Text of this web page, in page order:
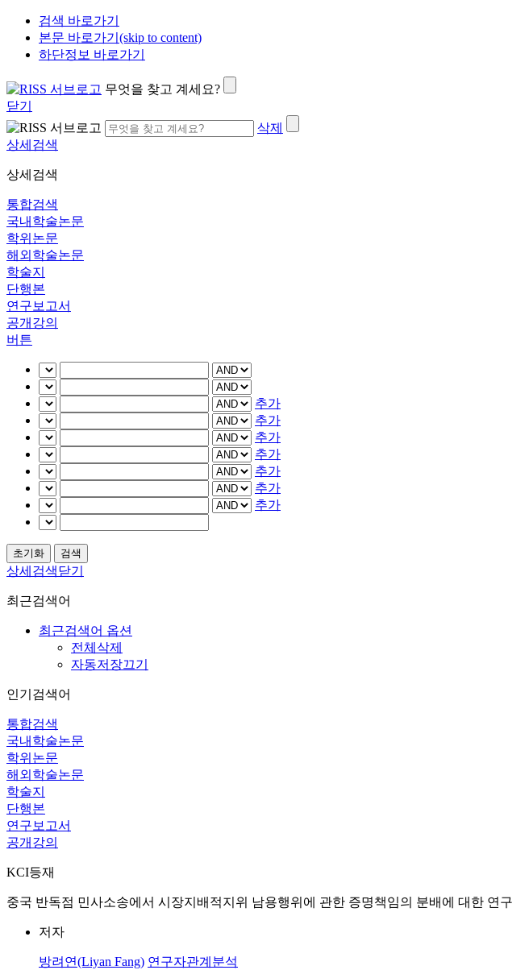
검색 바로가기
본문 바로가기(skip to content)
하단정보 바로가기
무엇을 찾고 계세요?
닫기
삭제
상세검색
상세검색
통합검색
국내학술논문
학위논문
해외학술논문
학술지
단행본
연구보고서
공개강의
버튼
추가
추가
추가
추가
추가
추가
추가
상세검색닫기
최근검색어
최근검색어 옵션
전체삭제
자동저장끄기
인기검색어
통합검색
국내학술논문
학위논문
해외학술논문
학술지
단행본
연구보고서
공개강의
KCI등재
중국 반독점 민사소송에서 시장지배적지위 남용행위에 관한 증명책임의 분배에 대한 연구
저자
방려연(Liyan Fang) 연구자관계분석